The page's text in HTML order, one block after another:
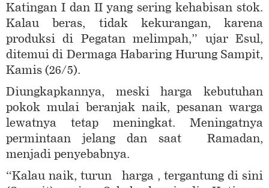
Katingan I dan II yang sering kehabisan stok.
Kalau beras, tidak kekurangan, karena
produksi di Pegatan melimpah,” ujar Esul,
ditemui di Dermaga Habaring Hurung Sampit,
Kamis (26/5).
Diungkapkannya, meski harga kebutuhan
pokok mulai beranjak naik, pesanan warga
lewatnya tetap meningkat. Meningatnya
permintaan jelang dan saat Ramadan,
menjadi penyebabnya.
“Kalau naik, turun harga , tergantung di sini